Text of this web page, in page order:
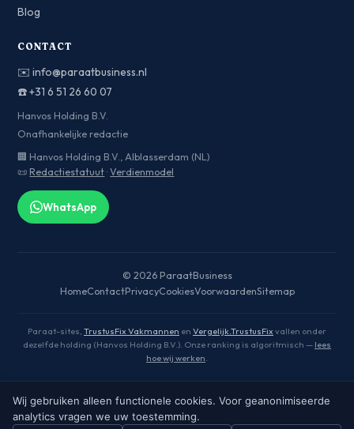
Blog
CONTACT
✉️info@paraatbusiness.nl
☎️+31 6 51 26 60 07
Hanvos Holding B.V.
Onafhankelijke redactie
🏢 Hanvos Holding B.V., Alblasserdam (NL)
📜 Redactiestatuut ·Verdienmodel
WhatsApp
© 2026 ParaatBusiness
HomeContactPrivacyCookiesVoorwaardenSitemap
Paraat-sites, TrustusFix Vakmannen en Vergelijk.TrustusFix vallen onder
dezelfde holding (Hanvos Holding B.V.). Onze ranking is algoritmisch — lees
hoe wij werken.
Onderdeel van het Paraat-netwerk: Service (hub)
Wij gebruiken alleen functionele cookies. Voor geanonimiseerde
analytics vragen we uw toestemming.